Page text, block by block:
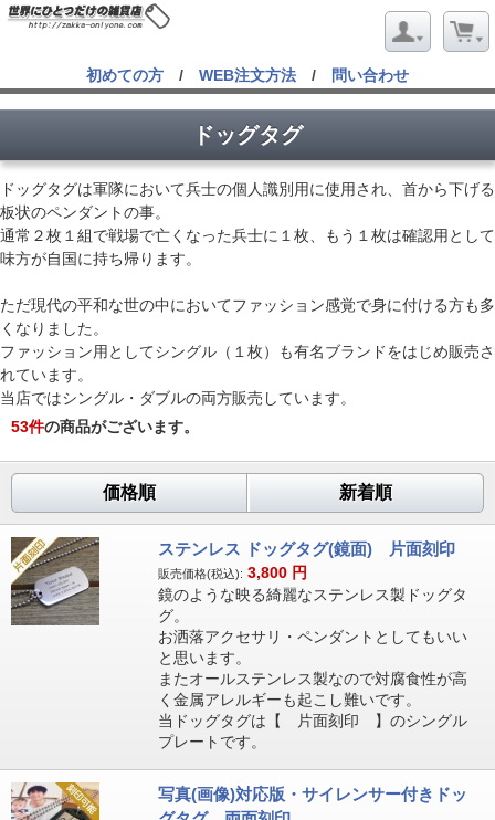
初めての方 / WEB注文方法 / 問い合わせ
ドッグタグ
ドッグタグは軍隊において兵士の個人識別用に使用され、首から下げる
板状のペンダントの事。
通常２枚１組で戦場で亡くなった兵士に１枚、もう１枚は確認用として
味方が自国に持ち帰ります。
ただ現代の平和な世の中においてファッション感覚で身に付ける方も多
くなりました。
ファッション用としてシングル（１枚）も有名ブランドをはじめ販売さ
れています。
当店ではシングル・ダブルの両方販売しています。
53件の商品がございます。
価格順 新着順
ステンレス ドッグタグ(鏡面) 片面刻印
販売価格(税込): 3,800 円
鏡のような映る綺麗なステンレス製ドッグタ
グ。
お洒落アクセサリ・ペンダントとしてもいい
と思います。
またオールステンレス製なので対腐食性が高
く金属アレルギーも起こし難いです。
当ドッグタグは【 片面刻印 】のシングル
プレートです。
写真(画像)対応版・サイレンサー付きドッ